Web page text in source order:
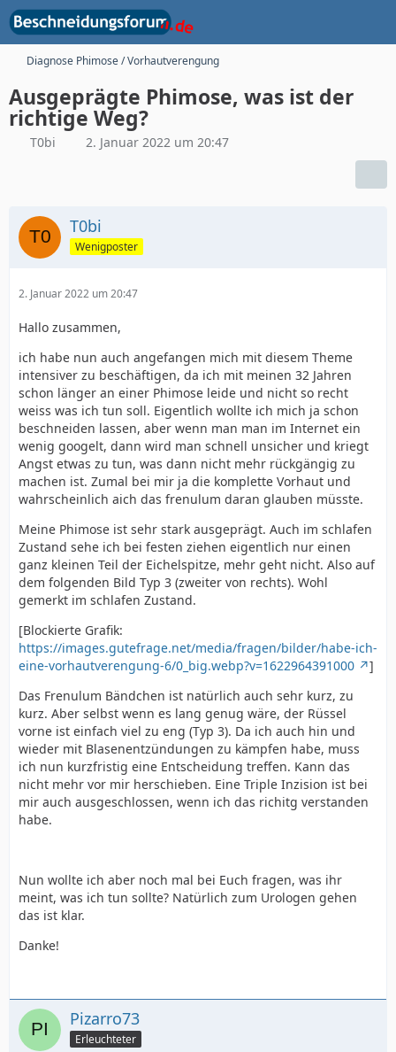
Diagnose Phimose / Vorhautverengung
Ausgeprägte Phimose, was ist der
richtige Weg?
T0bi 2. Januar 2022 um 20:47
T0bi
Wenigposter
2. Januar 2022 um 20:47
Hallo zusammen,
ich habe nun auch angefangen mich mit diesem Theme
intensiver zu beschäftigen, da ich mit meinen 32 Jahren
schon länger an einer Phimose leide und nicht so recht
weiss was ich tun soll. Eigentlich wollte ich mich ja schon
beschneiden lassen, aber wenn man man im Internet ein
wenig googelt, dann wird man schnell unsicher und kriegt
Angst etwas zu tun, was dann nicht mehr rückgängig zu
machen ist. Zumal bei mir ja die komplette Vorhaut und
wahrscheinlich aich das frenulum daran glauben müsste.
Meine Phimose ist sehr stark ausgeprägt. Auch im schlafen
Zustand sehe ich bei festen ziehen eigentlich nur einen
ganz kleinen Teil der Eichelspitze, mehr geht nicht. Also auf
dem folgenden Bild Typ 3 (zweiter von rechts). Wohl
gemerkt im schlafen Zustand.
[Blockierte Grafik:
https://images.gutefrage.net/media/fragen/bilder/habe-ich-
eine-vorhautverengung-6/0_big.webp?v=1622964391000
]
Das Frenulum Bändchen ist natürlich auch sehr kurz, zu
kurz. Aber selbst wenn es lang genug wäre, der Rüssel
vorne ist einfach viel zu eng (Typ 3). Da ich auch hin und
wieder mit Blasenentzündungen zu kämpfen habe, muss
ich nun kurzfristig eine Entscheidung treffen. Kann das
nicht mehr vor mir herschieben. Eine Triple Inzision ist bei
mir auch ausgeschlossen, wenn ich das richitg verstanden
habe.
Nun wollte ich aber noch mal bei Euch fragen, was ihr
meint, was ich tun sollte? Natürlich zum Urologen gehen
das ist klar.
Danke!
Pizarro73
Erleuchteter